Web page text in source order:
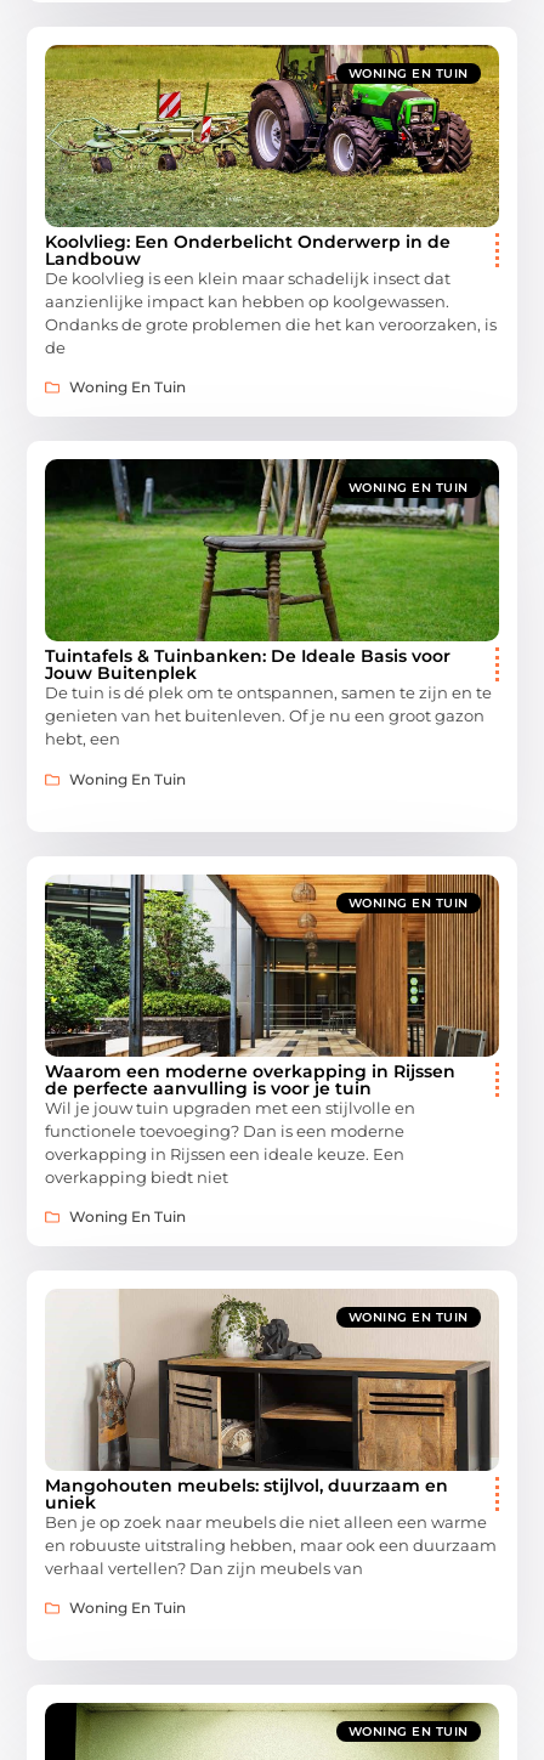
WONING EN TUIN
Koolvlieg: Een Onderbelicht Onderwerp in de
Landbouw
De koolvlieg is een klein maar schadelijk insect dat
aanzienlijke impact kan hebben op koolgewassen.
Ondanks de grote problemen die het kan veroorzaken, is
de
Woning En Tuin
WONING EN TUIN
Tuintafels & Tuinbanken: De Ideale Basis voor
Jouw Buitenplek
De tuin is dé plek om te ontspannen, samen te zijn en te
genieten van het buitenleven. Of je nu een groot gazon
hebt, een
Woning En Tuin
WONING EN TUIN
Waarom een moderne overkapping in Rijssen
de perfecte aanvulling is voor je tuin
Wil je jouw tuin upgraden met een stijlvolle en
functionele toevoeging? Dan is een moderne
overkapping in Rijssen een ideale keuze. Een
overkapping biedt niet
Woning En Tuin
WONING EN TUIN
Mangohouten meubels: stijlvol, duurzaam en
uniek
Ben je op zoek naar meubels die niet alleen een warme
en robuuste uitstraling hebben, maar ook een duurzaam
verhaal vertellen? Dan zijn meubels van
Woning En Tuin
WONING EN TUIN